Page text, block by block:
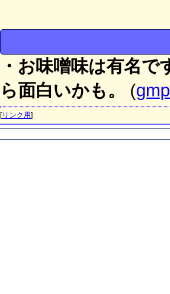
・お味噌味は有名
ら面白いかも。
(gmp
[リンク用]